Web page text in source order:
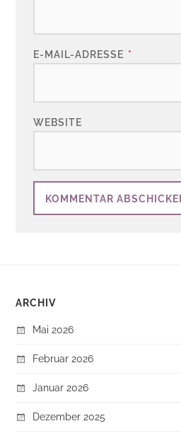
E-MAIL-ADRESSE *
WEBSITE
ARCHIV
Mai 2026
Februar 2026
Januar 2026
Dezember 2025